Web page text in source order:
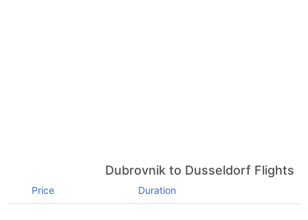
Dubrovnik to Dusseldorf Flights
Duration
Price